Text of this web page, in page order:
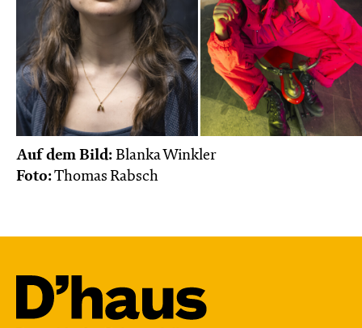
Auf dem Bild: Blanka Winkler
Foto:Thomas Rabsch